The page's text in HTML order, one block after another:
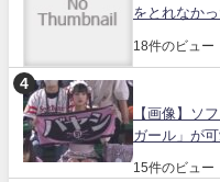
をとれなか
18件のビュー
【画像】ソ
ガール」が
15件のビュー